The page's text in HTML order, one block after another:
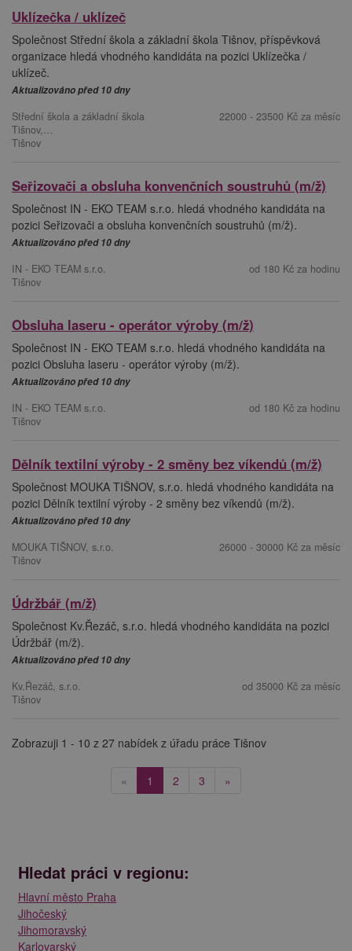
Uklízečka / uklízeč
Společnost Střední škola a základní škola Tišnov, příspěvková
organizace hledá vhodného kandidáta na pozici Uklízečka /
uklízeč.
Aktualizováno před 10 dny
Střední škola a základní škola
Tišnov,…
Tišnov
22000 - 23500 Kč za měsíc
Seřizovači a obsluha konvenčních soustruhů (m/ž)
Společnost IN - EKO TEAM s.r.o. hledá vhodného kandidáta na
pozici Seřizovači a obsluha konvenčních soustruhů (m/ž).
Aktualizováno před 10 dny
IN - EKO TEAM s.r.o.
Tišnov
od 180 Kč za hodinu
Obsluha laseru - operátor výroby (m/ž)
Společnost IN - EKO TEAM s.r.o. hledá vhodného kandidáta na
pozici Obsluha laseru - operátor výroby (m/ž).
Aktualizováno před 10 dny
IN - EKO TEAM s.r.o.
Tišnov
od 180 Kč za hodinu
Dělník textilní výroby - 2 směny bez víkendů (m/ž)
Společnost MOUKA TIŠNOV, s.r.o. hledá vhodného kandidáta na
pozici Dělník textilní výroby - 2 směny bez víkendů (m/ž).
Aktualizováno před 10 dny
MOUKA TIŠNOV, s.r.o.
Tišnov
26000 - 30000 Kč za měsíc
Údržbář (m/ž)
Společnost Kv.Řezáč, s.r.o. hledá vhodného kandidáta na pozici
Údržbář (m/ž).
Aktualizováno před 10 dny
Kv.Řezáč, s.r.o.
Tišnov
od 35000 Kč za měsíc
Zobrazuji 1 - 10 z 27 nabídek z úřadu práce Tišnov
« 1 (current)
2 3 »
Hledat práci v regionu:
Hlavní město Praha
Jihočeský
Jihomoravský
Karlovarský